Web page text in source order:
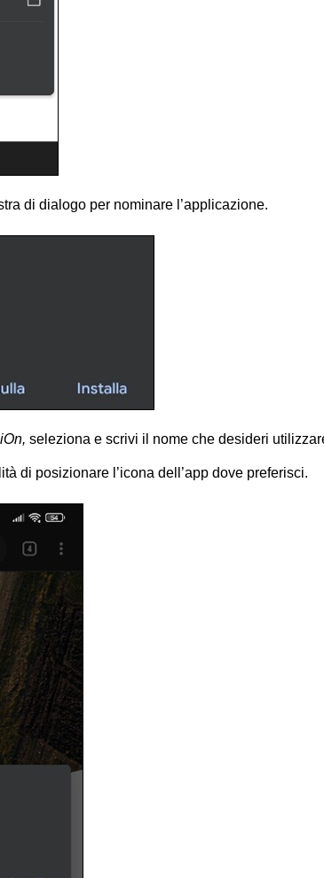
di dialogo per nominare l’applicazione.
iOn, seleziona e scrivi il nome che desideri
di posizionare l’icona dell’app dove preferisci.